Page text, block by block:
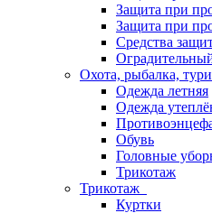
Защита при
Защита при
Средства
Охота, рыбалка,
Одежда летняя
Одежда
Обувь
Головные
Трикотаж
Трикотаж
Куртки